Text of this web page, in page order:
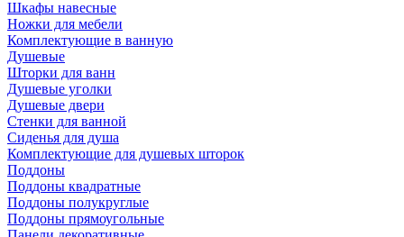
Шкафы навесные
Ножки для мебели
Комплектующие в ванную
Душевые
Шторки для ванн
Душевые уголки
Душевые двери
Стенки для ванной
Сиденья для душа
Комплектующие для душевых шторок
Поддоны
Поддоны квадратные
Поддоны полукруглые
Поддоны прямоугольные